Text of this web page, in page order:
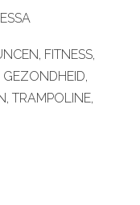
, FITNESS,
GEZONDHEID,
, TRAMPOLINE,